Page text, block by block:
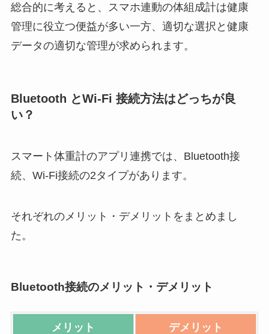
総合的に考えると、スマホ連動の体組成計は健康
管理に役立つ便益が多い一方、適切な選択と健康
データの適切な管理が求められます。
Bluetooth とWi-Fi 接続方法はどっちが良
い？
スマート体重計のアプリ連携では、Bluetooth接
続、Wi-Fi接続の2タイプがあります。
それぞれのメリット・デメリットをまとめまし
た。
Bluetooth接続のメリット・デメリット
メリット デメリット